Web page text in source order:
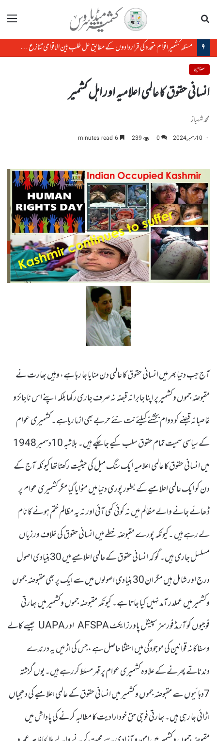
مینو
مسئلہ کشمیر اقوام متحدہ کی قراردادوں کے مطابق حل طلب بین الاقوامی تنازع ہے، حافظ حفیظ الرحمن
مضامین
انسانی حقوق کا عالمی اعلامیہ اور اہل کشمیر
محمد شہباز
10 دسمبر, 2024 0
239
آج جب دنیا بھر میں انسانی حقوق کا عالمی دن منایا جا رہا ہے، وہیں بھارت نے
مقبوضہ جموں و کشمیر پر اپنا جابرانہ قبضہ نہ صرف جاری رکھا بلکہ اپنے اس ناجائز و
غاصبانہ قبضے کو دوام بخشنے کیلئے نت نئے حربے بھی ازما رہا ہے۔ کشمیری عوام
کے سیاسی سمیت تمام حقوق سلب کیے جاچکے ہیں۔ بلاشبہ 10دسمبر 1948
میں انسانی حقوق کا عالمی اعلامیہ ایک سنگ میل کی حیثیت رکھتا تھا کیونکہ آج کے
دن کو ایک عالمی اعلامیے کے بطور پوری دنیا میں منوایا گیا مگر کشمیری عوام پر
ڈھائے جانے والے مظالم میں نہ کوئی کمی آئی اور نہ یہ مظالم ختم ہونے کا نام
لے رہے ہیں ۔کیونکہ پورے مقبوضہ خطے میں انسانی حقوق کی خلاف ورزیاں
مسلسل جاری ہیں۔ گو کہ انسانی حقوق کے عالمی اعلامیے میں 30بنیادی اصول
درج اور شامل ہیں مگر ان 30 بنیادی اصولوں میں سے ایک پر بھی مقبوضہ جموں
وکشمیر میں عملدر آمد نہیں کیا جاتا ہے۔ کیونکہ مقبوضہ جموں وکشمیر میں بھارتی
فوجیوں کو آرمڈ فورسز سپیشل پاورز ایکٹ AFSPA اور UAPA جیسے کالے
وسفاکانہ قوانین کی موجودگی میں استثنا حاصل ہے ،جس کی اڑ میں یہ درندے
دندناتے پھرنے کے علاوہ کشمیری عوام پر قہر مسلط کررہے ہیں۔یوں گزشتہ
7دہائیوں سے مقبوضہ جموں و کشمیر میں انسانی حقوق کے عالمی اعلامیے کی دھجیاں
اڑائی جا رہی ہیں۔بھارتی فوجی حق خودارادیت کا مطالبہ کرنے کی پاداش میں